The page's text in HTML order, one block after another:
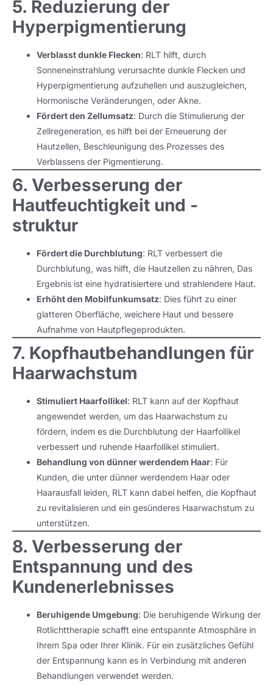
5. Reduzierung der
Hyperpigmentierung
Verblasst dunkle Flecken: RLT hilft, durch
Sonneneinstrahlung verursachte dunkle Flecken und
Hyperpigmentierung aufzuhellen und auszugleichen,
Hormonische Veränderungen, oder Akne.
Fördert den Zellumsatz: Durch die Stimulierung der
Zellregeneration, es hilft bei der Erneuerung der
Hautzellen, Beschleunigung des Prozesses des
Verblassens der Pigmentierung.
6. Verbesserung der
Hautfeuchtigkeit und -
struktur
Fördert die Durchblutung: RLT verbessert die
Durchblutung, was hilft, die Hautzellen zu nähren, Das
Ergebnis ist eine hydratisiertere und strahlendere Haut.
Erhöht den Mobilfunkumsatz: Dies führt zu einer
glatteren Oberfläche, weichere Haut und bessere
Aufnahme von Hautpflegeprodukten.
7. Kopfhautbehandlungen für
Haarwachstum
Stimuliert Haarfollikel: RLT kann auf der Kopfhaut
angewendet werden, um das Haarwachstum zu
fördern, indem es die Durchblutung der Haarfollikel
verbessert und ruhende Haarfollikel stimuliert.
Behandlung von dünner werdendem Haar: Für
Kunden, die unter dünner werdendem Haar oder
Haarausfall leiden, RLT kann dabei helfen, die Kopfhaut
zu revitalisieren und ein gesünderes Haarwachstum zu
unterstützen.
8. Verbesserung der
Entspannung und des
Kundenerlebnisses
Beruhigende Umgebung: Die beruhigende Wirkung der
Rotlichttherapie schafft eine entspannte Atmosphäre in
Ihrem Spa oder Ihrer Klinik. Für ein zusätzliches Gefühl
der Entspannung kann es in Verbindung mit anderen
Behandlungen verwendet werden.